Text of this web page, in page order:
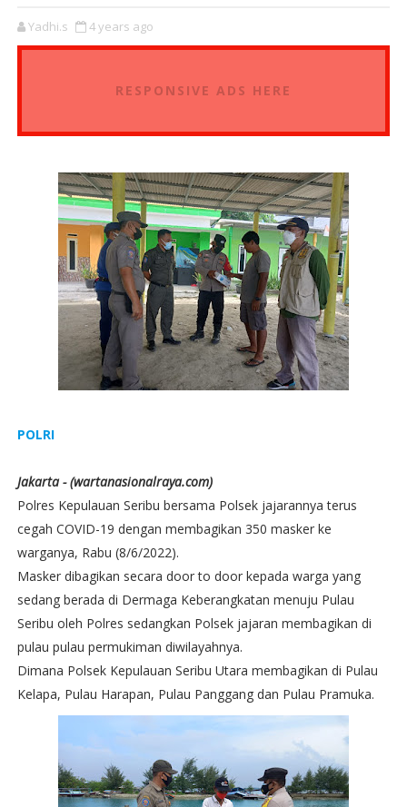
Yadhi.s 4 years ago
RESPONSIVE ADS HERE
POLRI
Jakarta - (wartanasionalraya.com)
Polres Kepulauan Seribu bersama Polsek jajarannya terus
cegah COVID-19 dengan membagikan 350 masker ke
warganya, Rabu (8/6/2022).
Masker dibagikan secara door to door kepada warga yang
sedang berada di Dermaga Keberangkatan menuju Pulau
Seribu oleh Polres sedangkan Polsek jajaran membagikan di
pulau pulau permukiman diwilayahnya.
Dimana Polsek Kepulauan Seribu Utara membagikan di Pulau
Kelapa, Pulau Harapan, Pulau Panggang dan Pulau Pramuka.